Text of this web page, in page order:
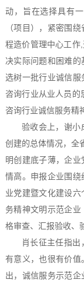
动，旨在选择具有
（项目），紧密围
程造价管理中心工作
决实际问题和困难的
选树一批行业诚信
咨询行业从业人员的
咨询行业诚信服务精
验收会上，谢小
创建的总体情况，全
明创建底子薄，企
情高。申报企业围
业党建暨文化建设
务精神文明示范企
格审查、汇报验收、
肖长征主任指
有意义，也很有价
出，诚信服务示范